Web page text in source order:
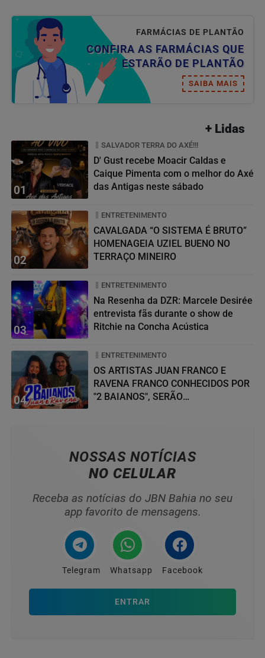
FARMÁCIAS DE PLANTÃO
CONFIRA AS FARMÁCIAS QUE
ESTARÃO DE PLANTÃO
SAIBA MAIS
+ Lidas
01
SALVADOR TERRA DO AXÉ!!!
D' Gust recebe Moacir Caldas e
Caique Pimenta com o melhor do Axé
das Antigas neste sábado
02
ENTRETENIMENTO
CAVALGADA “O SISTEMA É BRUTO”
HOMENAGEIA UZIEL BUENO NO
TERRAÇO MINEIRO
03
ENTRETENIMENTO
Na Resenha da DZR: Marcele Desirée
entrevista fãs durante o show de
Ritchie na Concha Acústica
04
ENTRETENIMENTO
OS ARTISTAS JUAN FRANCO E
RAVENA FRANCO CONHECIDOS POR
"2 BAIANOS", SERÃO
NOSSAS NOTÍCIAS
NO CELULAR
Receba as notícias do JBN Bahia no seu
app favorito de mensagens.
Telegram Whatsapp Facebook
ENTRAR